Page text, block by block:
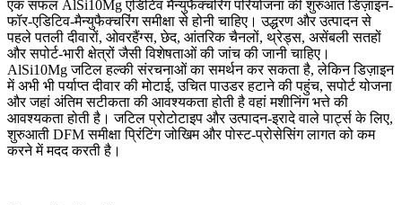
एक सफल AlSi10Mg एडिटिव मैन्युफैक्चरिंग परियोजना की शुरुआत डिज़ाइन-
फॉर-एडिटिव-मैन्युफैक्चरिंग समीक्षा से होनी चाहिए। उद्धरण और उत्पादन से
पहले पतली दीवारों, ओवरहैंग्स, छेद, आंतरिक चैनलों, थ्रेड्स, असेंबली सतहों
और सपोर्ट-भारी क्षेत्रों जैसी विशेषताओं की जांच की जानी चाहिए।
AlSi10Mg जटिल हल्की संरचनाओं का समर्थन कर सकता है, लेकिन डिज़ाइन
में अभी भी पर्याप्त दीवार की मोटाई, उचित पाउडर हटाने की पहुंच, सपोर्ट योजना
और जहां अंतिम सटीकता की आवश्यकता होती है वहां मशीनिंग भत्ते की
आवश्यकता होती है। जटिल प्रोटोटाइप और उत्पादन-इरादे वाले पार्ट्स के लिए,
शुरुआती DFM समीक्षा प्रिंटिंग जोखिम और पोस्ट-प्रोसेसिंग लागत को कम
करने में मदद करती है।